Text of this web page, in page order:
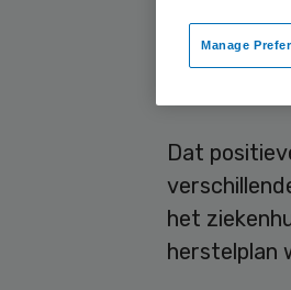
resultaat
vandaag is
Dat
het
herstelplan
Manage